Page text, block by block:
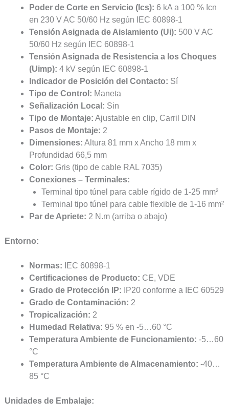
Poder de Corte en Servicio (Ics): 6 kA a 100 % Icn
en 230 V AC 50/60 Hz según IEC 60898-1
Tensión Asignada de Aislamiento (Ui): 500 V AC
50/60 Hz según IEC 60898-1
Tensión Asignada de Resistencia a los Choques
(Uimp): 4 kV según IEC 60898-1
Indicador de Posición del Contacto: Sí
Tipo de Control: Maneta
Señalización Local: Sin
Tipo de Montaje: Ajustable en clip, Carril DIN
Pasos de Montaje: 2
Dimensiones: Altura 81 mm x Ancho 18 mm x
Profundidad 66,5 mm
Color: Gris (tipo de cable RAL 7035)
Conexiones – Terminales:
Terminal tipo túnel para cable rígido de 1-25 mm²
Terminal tipo túnel para cable flexible de 1-16 mm²
Par de Apriete: 2 N.m (arriba o abajo)
Entorno:
Normas: IEC 60898-1
Certificaciones de Producto: CE, VDE
Grado de Protección IP: IP20 conforme a IEC 60529
Grado de Contaminación: 2
Tropicalización: 2
Humedad Relativa: 95 % en -5…60 °C
Temperatura Ambiente de Funcionamiento: -5…60
°C
Temperatura Ambiente de Almacenamiento: -40…
85 °C
Unidades de Embalaje: